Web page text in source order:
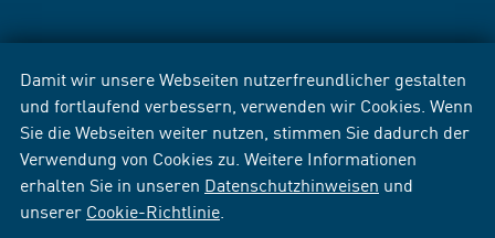
Damit wir unsere Webseiten nutzerfreundlicher gestalten
und fortlaufend verbessern, verwenden wir Cookies. Wenn
Sie die Webseiten weiter nutzen, stimmen Sie dadurch der
Verwendung von Cookies zu. Weitere Informationen
erhalten Sie in unseren Datenschutzhinweisen und
unserer Cookie-Richtlinie